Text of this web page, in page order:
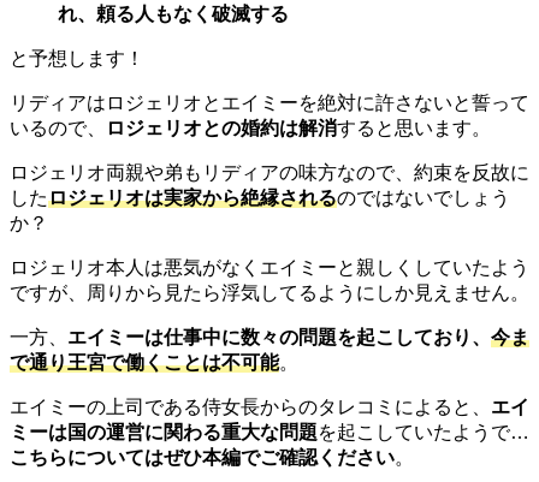
れ、頼る人もなく破滅する
と予想します！
リディアはロジェリオとエイミーを絶対に許さないと誓って
いるので、
ロジェリオとの婚約は解消すると思います。
ロジェリオ両親や弟もリディアの味方なので、約束を反故に
したロジェリオは実家から絶縁されるのではないでしょう
か？
ロジェリオ本人は悪気がなくエイミーと親しくしていたよう
ですが、周りから見たら浮気してるようにしか見えません。
一方、 エイミーは仕事中に数々の問題を起こしており、 今ま
で通り王宮で働くことは不可能。
エイミーの上司である侍女長からのタレコミによると、 エイ
ミーは国の運営に関わる重大な問題を起こしていたようで…
こちらについてはぜひ本編でご確認ください。